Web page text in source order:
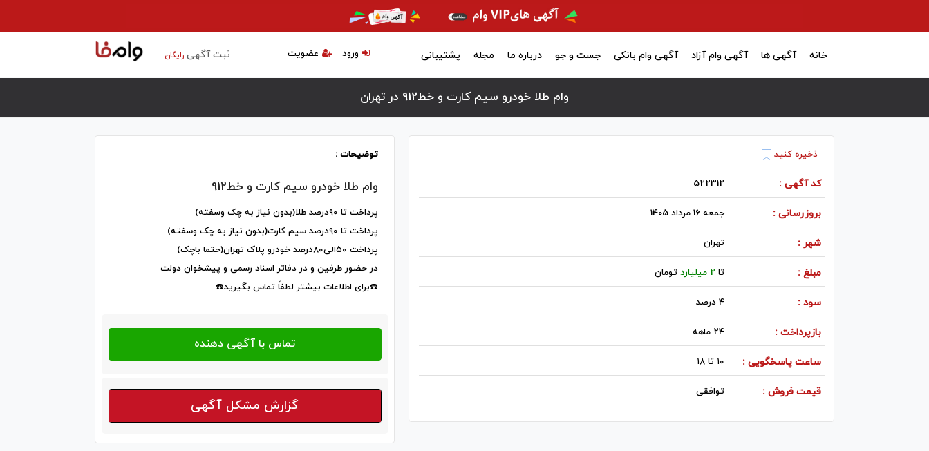
ثبت آگهیرایگان عضویت ورود خانه آگهی ها آگهی وام آزاد آگهی وام بانکی جست و جو درباره ما مجله پشتیبانی
وام طلا خودرو سیم کارت و خط912 در تهران
ذخیره کنید
کد آگهی : 522312
بروزرسانی : جمعه 16 مرداد 1405
شهر : تهران
مبلغ : تا 2 میلیارد تومان
سود : 4 درصد
بازپرداخت : 24 ماهه
ساعت پاسخگویی : ۱۰ تا ۱۸
قیمت فروش : توافقی
توضیحات :
وام طلا خودرو سیم کارت و خط912
پرداخت تا ۹۰درصد طلا(بدون نیاز به چک وسفته)
پرداخت تا ۹۰درصد سیم کارت(بدون نیاز به چک وسفته)
پرداخت ۵۰الی۸۰درصد خودرو پلاک تهران(حتما باچک)
در حضور طرفین و در دفاتر اسناد رسمی و پیشخوان دولت
☎️برای اطلاعات بیشتر لطفاً تماس بگیرید☎️
گزارش مشکل آگهی